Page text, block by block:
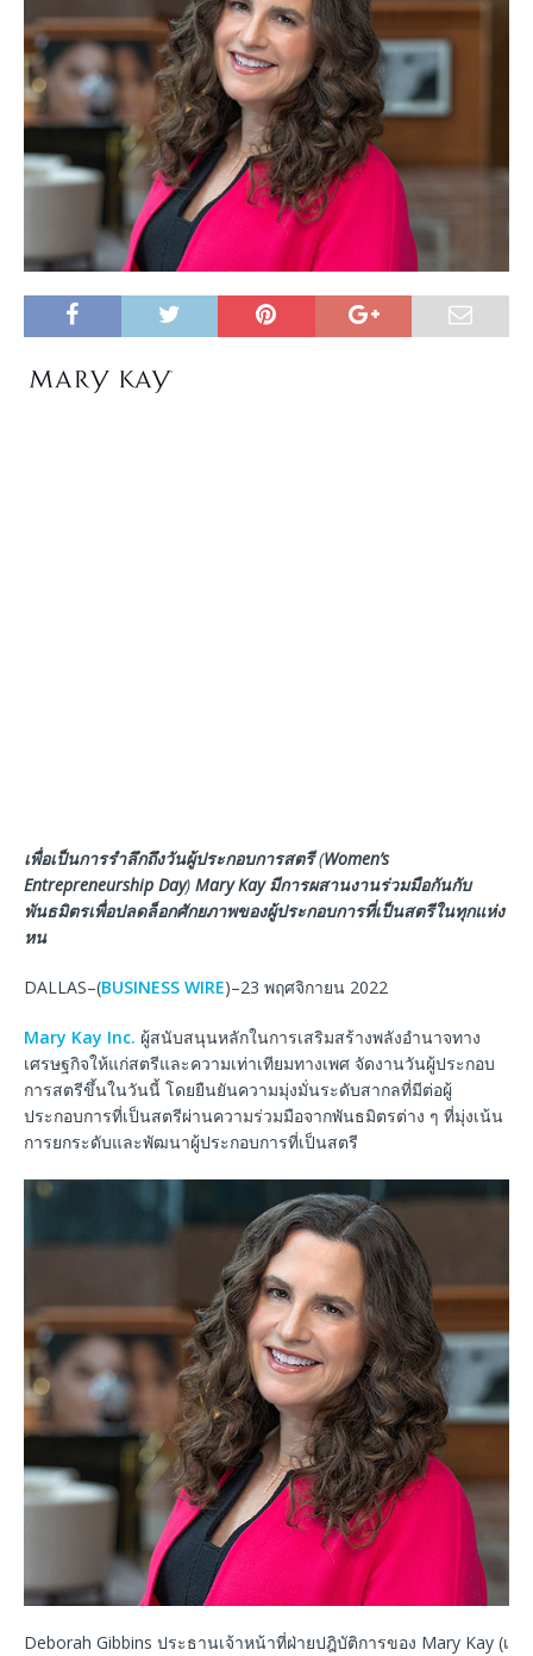
เพื่อเป็นการรำลึกถึงวันผู้ประกอบการสตรี (Women’s
Entrepreneurship Day) Mary Kayมีการผสานงานร่วมมือกันกับ
พันธมิตรเพื่อปลดล็อกศักยภาพของผู้ประกอบการที่เป็นสตรีในทุกแห่ง
หน
DALLAS–(BUSINESS WIRE)–23 พฤศจิกายน 2022
Mary Kay Inc. ผู้สนับสนุนหลักในการเสริมสร้างพลังอำนาจทาง
เศรษฐกิจให้แก่สตรีและความเท่าเทียมทางเพศ จัดงานวันผู้ประกอบ
การสตรีขึ้นในวันนี้ โดยยืนยันความมุ่งมั่นระดับสากลที่มีต่อผู้
ประกอบการที่เป็นสตรีผ่านความร่วมมือจากพันธมิตรต่าง ๆ ที่มุ่งเน้น
การยกระดับและพัฒนาผู้ประกอบการที่เป็นสตรี
Deborah Gibbins ประธานเจ้าหน้าที่ฝ่ายปฎิบัติการของ Mary Kay (เอื้